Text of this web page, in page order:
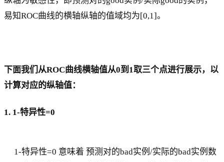
易知ROC曲线的横轴纵轴的值域均为[0,1]。
下面我们从ROC曲线横轴值从0到1取三个点进行展示，以
计算对应的纵轴值：
1. 1-特异性=0
1-特异性=0 意味着 预测对的bad实例/实际的bad实例数